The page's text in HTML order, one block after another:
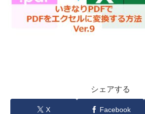
シェアする
X Facebook